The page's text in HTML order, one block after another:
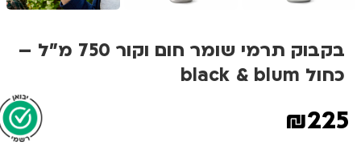
בקבוק תרמי שומר חום וקור 750 מ"ל –
כחול black & blum
₪225